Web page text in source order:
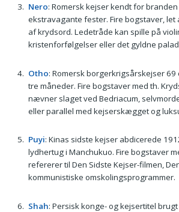
Nero: Romersk kejser kendt for branden
ekstravagante fester. Fire bogstaver, let
af krydsord. Ledetråde kan spille på
kristenforfølgelser eller det gyldne
Otho: Romersk borgerkrigsårskejser 69
tre måneder. Fire bogstaver med th.
nævner slaget ved Bedriacum,
eller parallel med kejserskægget og
Puyi: Kinas sidste kejser abdicerede
lydhertug i Manchukuo. Fire bogstaver
refererer til Den Sidste Kejser-filmen,
kommunistiske omskolingsprogrammer.
Shah: Persisk konge- og kejsertitel